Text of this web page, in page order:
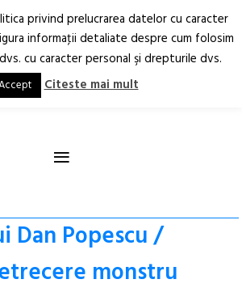
RO EN
≡
Dan Popescu /
monstru
privind prelucrarea datelor cu caracter
informaţii detaliate despre cum folosim
cu caracter personal şi drepturile dvs.
Citeste mai mult